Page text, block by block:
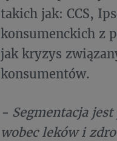
takich jak: CCS,
konsumenckich z
jak kryzys
konsumentów.
- Segmentacja
wobec leków i